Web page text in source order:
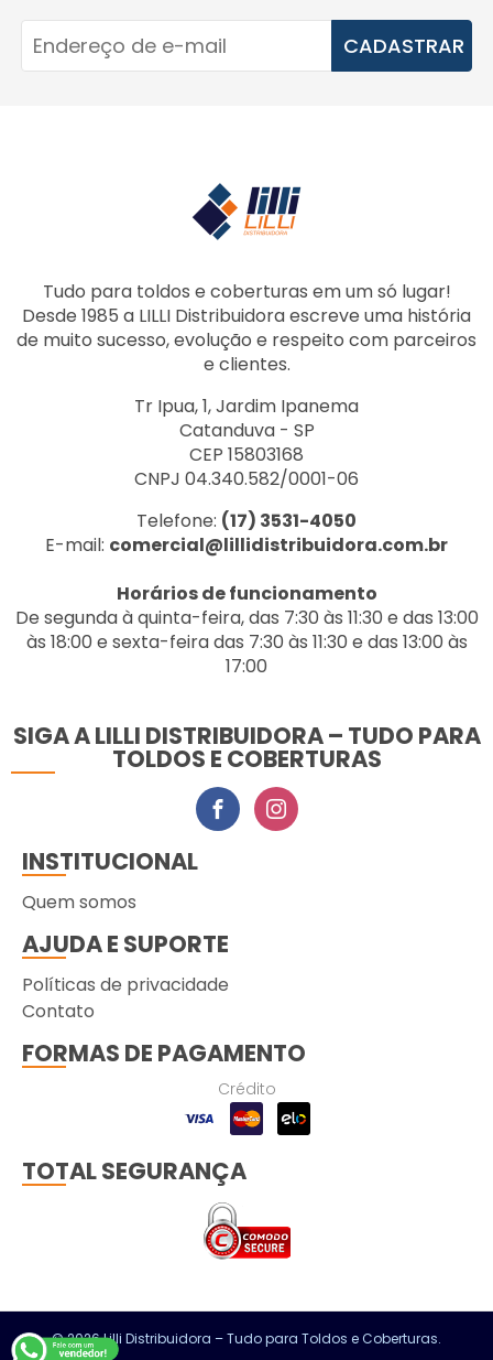
CADASTRAR
Tudo para toldos e coberturas em um só lugar!
Desde 1985 a LILLI Distribuidora escreve uma história
de muito sucesso, evolução e respeito com parceiros
e clientes.
Tr Ipua, 1, Jardim Ipanema
Catanduva - SP
CEP 15803168
CNPJ 04.340.582/0001-06
Telefone: (17) 3531-4050
E-mail: comercial@lillidistribuidora.com.br
Horários de funcionamento
De segunda à quinta-feira, das 7:30 às 11:30 e das 13:00
às 18:00 e sexta-feira das 7:30 às 11:30 e das 13:00 às
17:00
SIGA A LILLI DISTRIBUIDORA – TUDO PARA
TOLDOS E COBERTURAS
INSTITUCIONAL
Quem somos
AJUDA E SUPORTE
Políticas de privacidade
Contato
FORMAS DE PAGAMENTO
Crédito
TOTAL SEGURANÇA
© 2026 Lilli Distribuidora – Tudo para Toldos e Coberturas.